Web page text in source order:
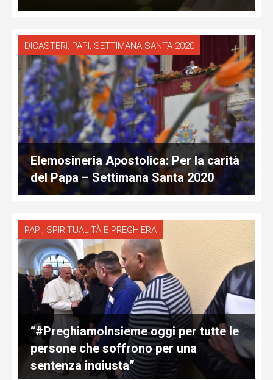
DICASTERI, PAPI, SETTIMANA SANTA 2020
Elemosineria Apostolica: Per la carità
del Papa – Settimana Santa 2020
PAPI, SPIRITUALITÀ E PREGHIERA
“#PreghiamoInsieme oggi per tutte le
persone che soffrono per una
sentenza ingiusta”